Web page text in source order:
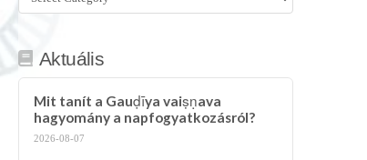
kategória
Aktuális
Mit tanít a Gauḍīya vaiṣṇava
hagyomány a napfogyatkozásról?
2026-08-07